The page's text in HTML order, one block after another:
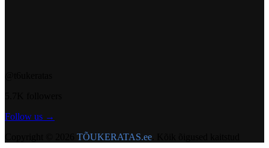
Follow us →
TÕUKERATAS.ee